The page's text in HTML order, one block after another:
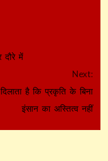
दौरे में
Next:
है कि प्रकृति के बिना
इंसान का अस्तित्व नहीं